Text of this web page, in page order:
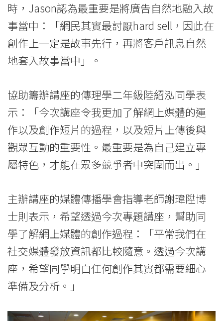
香
港
浸
大
學
時，Jason認為最重要是將廣告自然地融入故
事當中：「網民其實最討厭hard sell，因此在
創作上一定是故事先行，再將客戶訊息自然
地套入故事當中」。
協助籌辦講座的傳理學二年級陸紹泓同學表
示：「今次講座令我更加了解網上媒體的運
作以及創作短片的過程，以及短片上傳後與
觀眾互動的重要性。最重要是為自己建立專
屬特色，才能在眾多競爭者中突圍而出。」
主辦講座的媒體傳播學會指導老師謝瑋陞博
士則表示，希望透過今次專題講座，幫助同
學了解網上媒體的創作過程：「平常我們在
社交媒體發放資訊都比較隨意。透過今次講
座，希望同學明白任何創作其實都需要細心
準備及分析。」